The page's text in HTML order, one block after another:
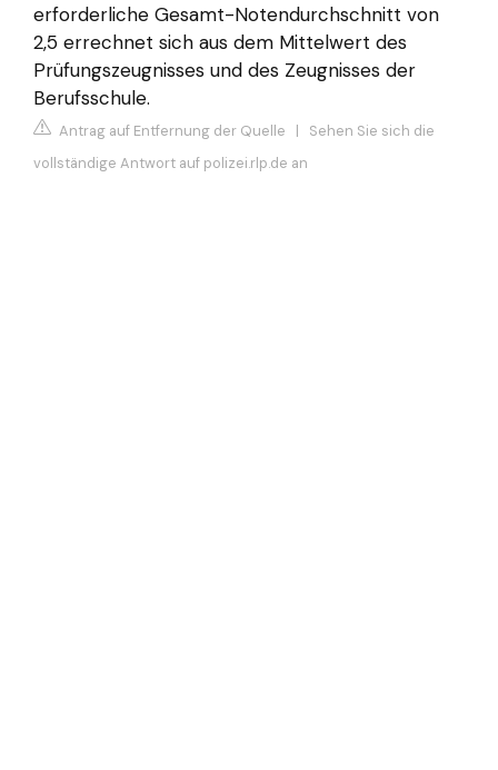
erforderliche Gesamt-Notendurchschnitt von
2,5 errechnet sich aus dem Mittelwert des
Prüfungszeugnisses und des Zeugnisses der
Berufsschule.
Antrag auf Entfernung der Quelle | Sehen Sie sich die
vollständige Antwort auf polizei.rlp.de an